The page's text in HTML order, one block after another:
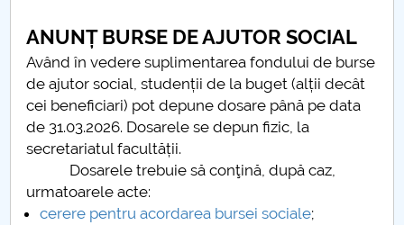
Nr. de telefon si adrese Facultăți
Informations sur l'admission
Români de pretutindeni - ADMITERE
Sénat universitaire
Facultés
ANUNȚ BURSE DE AJUTOR SOCIAL
Având în vedere suplimentarea fondului de burse
de ajutor social, studenții de la buget (alții decât
cei beneficiari) pot depune dosare până pe data
de 31.03.2026. Dosarele se depun fizic, la
secretariatul facultății.
Dosarele trebuie să conţină, după caz,
urmatoarele acte:
cerere pentru acordarea bursei sociale;